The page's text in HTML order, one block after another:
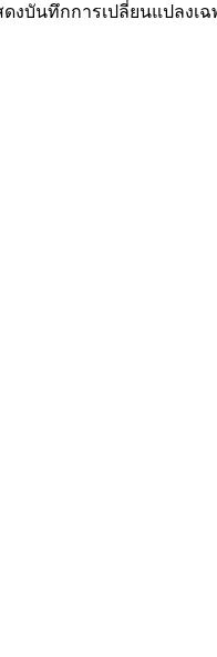
นทึกการเปลี่ยนแปลงเฉ